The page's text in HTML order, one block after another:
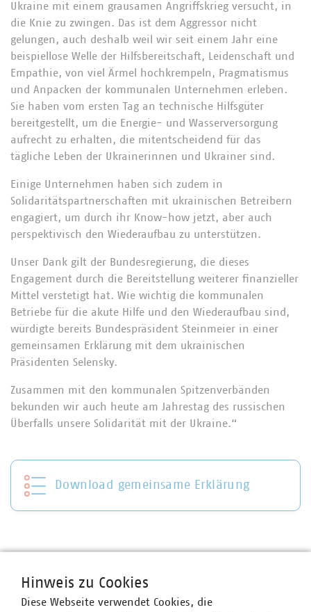
Ukraine mit einem grausamen Angriffskrieg versucht, in
die Knie zu zwingen. Das ist dem Aggressor nicht
gelungen, auch deshalb weil wir seit einem Jahr eine
beispiellose Welle der Hilfsbereitschaft, Leidenschaft und
Empathie, von viel Ärmel hochkrempeln, Pragmatismus
und Anpacken der kommunalen Unternehmen erleben.
Sie haben vom ersten Tag an technische Hilfsgüter
bereitgestellt, um die Energie- und Wasserversorgung
aufrecht zu erhalten, die mitentscheidend für das
tägliche Leben der Ukrainerinnen und Ukrainer sind.
Einige Unternehmen haben sich zudem in
Solidaritätspartnerschaften mit ukrainischen Betreibern
engagiert, um durch ihr Know-how jetzt, aber auch
perspektivisch den Wiederaufbau zu unterstützen.
Unser Dank gilt der Bundesregierung, die dieses
Engagement durch die Bereitstellung weiterer finanzieller
Mittel verstetigt hat. Wie wichtig die kommunalen
Betriebe für die akute Hilfe und den Wiederaufbau sind,
würdigte bereits Bundespräsident Steinmeier in einer
gemeinsamen Erklärung mit dem ukrainischen
Präsidenten Selensky.
Zusammen mit den kommunalen Spitzenverbänden
bekunden wir auch heute am Jahrestag des russischen
Überfalls unsere Solidarität mit der Ukraine.“
Download gemeinsame Erklärung
Hinweis zu Cookies
Diese Webseite verwendet Cookies, die